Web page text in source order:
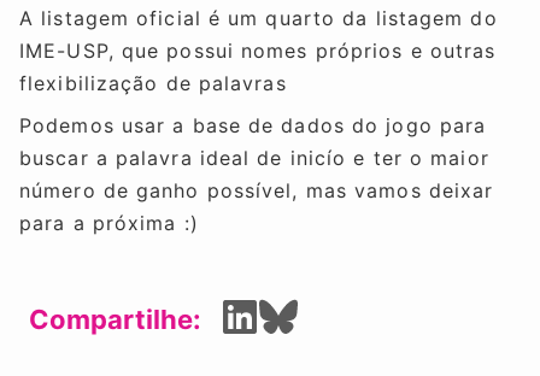
A listagem oficial é um quarto da listagem do
IME-USP, que possui nomes próprios e outras
flexibilização de palavras
Podemos usar a base de dados do jogo para
buscar a palavra ideal de inicío e ter o maior
número de ganho possível, mas vamos deixar
para a próxima :)
Compartilhe: